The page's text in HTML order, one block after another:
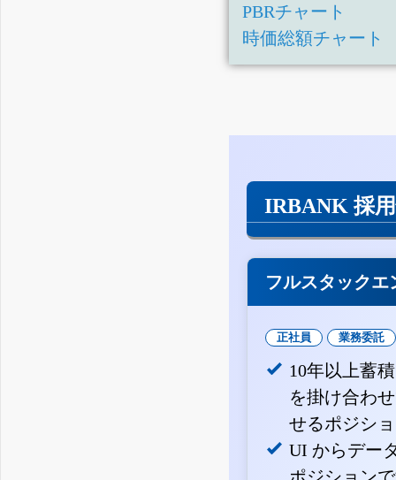
PBRチャート
時価総額チャート
IRBANK 採
フルスタックエ
正社員 業務委託
10年以上蓄
を掛け合わ
せるポジショ
UI からデー